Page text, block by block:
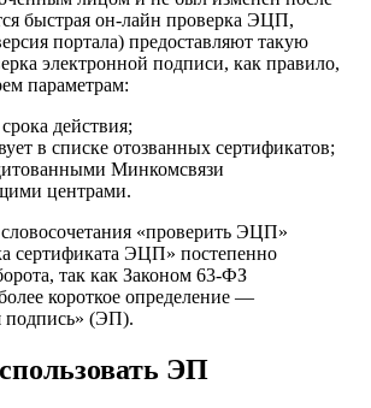
быстрая он-лайн проверка ЭЦП,
портала) предоставляют такую
электронной подписи, как правило,
параметрам:
действия;
в списке отозванных сертификатов;
Минкомсвязи
центрами.
«проверить ЭЦП»
сертификата ЭЦП» постепенно
так как Законом 63-ФЗ
короткое определение —
подпись» (ЭП).
ЭП